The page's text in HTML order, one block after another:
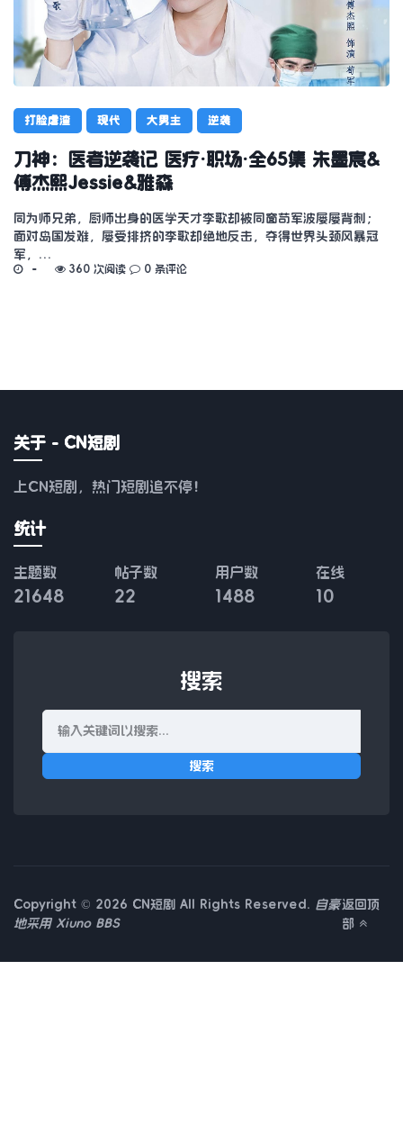
打脸虐渣 现代 大男主 逆袭
刀神：医者逆袭记 医疗·职场·全65集 朱墨宸&
傅杰熙Jessie&雅森
同为师兄弟，厨师出身的医学天才李歌却被同窗苟军波屡屡背刺；
面对岛国发难，屡受排挤的李歌却绝地反击，夺得世界头颈风暴冠
军，…
360 次阅读 0 条评论
关于 - CN短剧
上CN短剧，热门短剧追不停！
统计
主题数
21648
帖子数
22
用户数
1488
在线
10
搜索
搜索
Copyright © 2026 CN短剧 All Rights Reserved. 自豪
地采用 Xiuno BBS
返回顶
部